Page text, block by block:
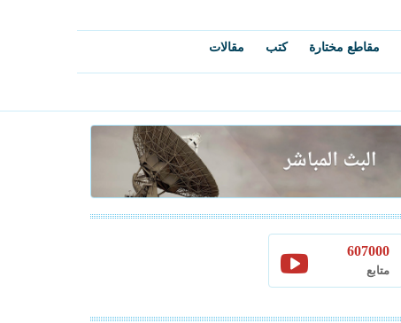
مقاطع مختارة كتب مقالات
607000
متابع